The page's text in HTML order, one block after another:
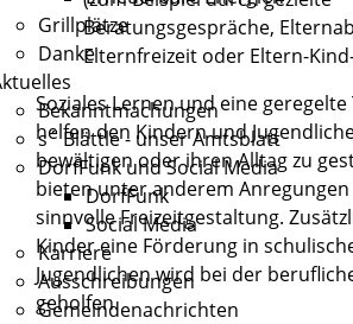
Grillplätze
Danke
Bekanntmachungen
s´ Blättle - unser Amtsblatt
DorfFunk und Social Media
DorfFunk
Social Media
Karriere
Ausschreibungen
Gemeindenachrichten
Beratungsgespräche,
Elternfreizeit oder Eltern-
Soziales Lernen und eine
helfen den Kindern und
bewältigen oder ihren Alltag zu
bieten unter anderem
sinnvolle Freizeitgestaltung.
Kinder eine Förderung in
Jugendlichen wird bei der
geholfen.